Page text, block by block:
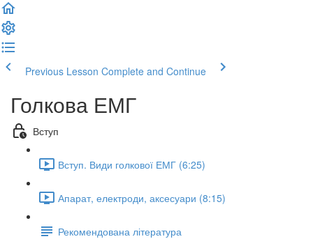
Previous Lesson Complete and Continue
Голкова ЕМГ
Вступ
Вступ. Види голкової ЕМГ (6:25)
Апарат, електроди, аксесуари (8:15)
Рекомендована література